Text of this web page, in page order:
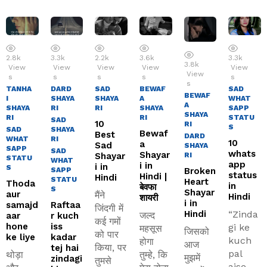
2.8k
View
s
TANHA
I
SHAYA
RI
SAD
WHAT
SAPP
STATU
S
Thoda
aur
samajd
aar
hone
ke liye
थोड़ा
3.3k
View
s
DARD
SHAYA
RI
SAD
SHAYA
RI
SAD
WHAT
SAPP
STATU
S
Raftaa
r kuch
iss
kadar
tej hai
zindagi
2.2k
View
s
SAD
SHAYA
RI
10
Best
Sad
Shayar
i in
Hindi
मैंने
जिंदगी में
कई गमों
को पार
किया, पर
तुमसे
3.6k
View
s
BEWAF
A
SHAYA
RI
Bewaf
a
Shayar
i in
Hindi |
बेवफा
शायरी
जल्द
महसूस
होगा
तुम्हे, कि
3.8k
View
s
BEWAF
A
SHAYA
RI
DARD
SHAYA
RI
Broken
Heart
Shayar
i in
Hindi
जिसको
आज
मुझमें
3.3k
View
s
SAD
WHAT
SAPP
STATU
S
10
whats
app
status
in
Hindi
“Zinda
gi ke
kuch
pal